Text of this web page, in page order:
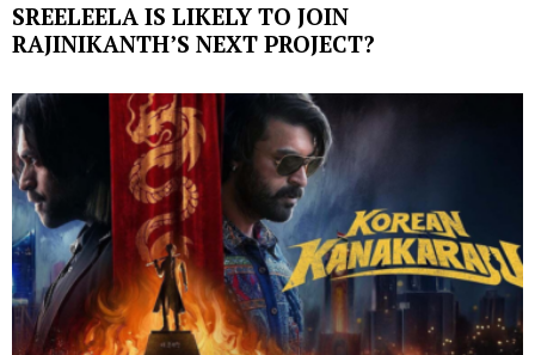
SREELEELA IS LIKELY TO JOIN
RAJINIKANTH’S NEXT PROJECT?